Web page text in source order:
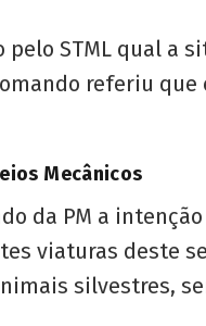
pelo STML qual a
referiu
Mecânicos
da PM a
viaturas deste
silvestres,